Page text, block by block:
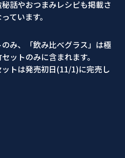
話やおつまみレシピも掲載さ
ています。
み、「飲み比べグラス」は極
ットのみに含まれます。
トは発売初日(11/1)に完売し